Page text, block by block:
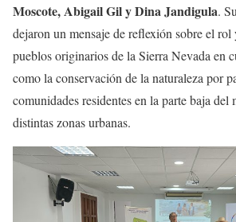
Moscote, Abigail Gil y Dina Jandigula.
dejaron un mensaje de reflexión sobre el
pueblos originarios de la Sierra Nevada en
como la conservación de la naturaleza por
comunidades residentes en la parte baja del
distintas zonas urbanas.